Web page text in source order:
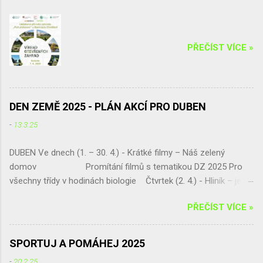
Víťa Kučera ) V době od 14.30 hodin Vám
PŘEČÍST VÍCE »
DEN ZEMĚ 2025 - PLÁN AKCÍ PRO DUBEN
- 13.3.25
DUBEN Ve dnech (1. – 30. 4.) - Krátké filmy – Náš zelený
domov Promítání filmů s tematikou DZ 2025 Pro
všechny třídy v hodinách biologie Čtvrtek (2. 4.) - Hliník – ještě
sčítá a vyhodnocuje Pátek (11. 4.) - „Naše živá učebna U
platanu – živá zahrada a geopark“ Jarní úprava pozemku,
umísťování tabulek do živé zahrady, živý plot p. dohled - Mgr.
PŘEČÍST VÍCE »
SPORTUJ A POMÁHEJ 2025